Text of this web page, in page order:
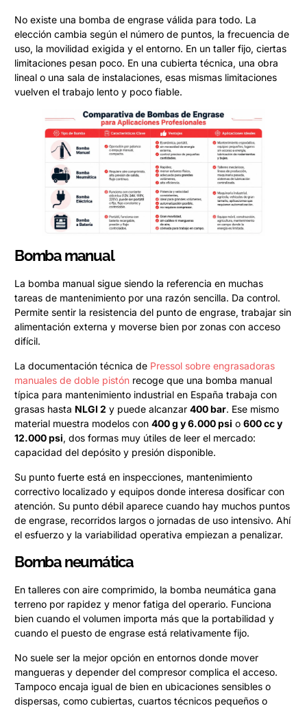
No existe una bomba de engrase válida para todo. La
elección cambia según el número de puntos, la frecuencia de
uso, la movilidad exigida y el entorno. En un taller fijo, ciertas
limitaciones pesan poco. En una cubierta técnica, una obra
lineal o una sala de instalaciones, esas mismas limitaciones
vuelven el trabajo lento y poco fiable.
Bomba manual
La bomba manual sigue siendo la referencia en muchas
tareas de mantenimiento por una razón sencilla. Da control.
Permite sentir la resistencia del punto de engrase, trabajar sin
alimentación externa y moverse bien por zonas con acceso
difícil.
La documentación técnica de Pressol sobre engrasadoras
manuales de doble pistón recoge que una bomba manual
típica para mantenimiento industrial en España trabaja con
grasas hasta NLGI 2 y puede alcanzar 400 bar. Ese mismo
material muestra modelos con 400 g y 6.000 psi o 600 cc y
12.000 psi, dos formas muy útiles de leer el mercado:
capacidad del depósito y presión disponible.
Su punto fuerte está en inspecciones, mantenimiento
correctivo localizado y equipos donde interesa dosificar con
atención. Su punto débil aparece cuando hay muchos puntos
de engrase, recorridos largos o jornadas de uso intensivo. Ahí
el esfuerzo y la variabilidad operativa empiezan a penalizar.
Bomba neumática
En talleres con aire comprimido, la bomba neumática gana
terreno por rapidez y menor fatiga del operario. Funciona
bien cuando el volumen importa más que la portabilidad y
cuando el puesto de engrase está relativamente fijo.
No suele ser la mejor opción en entornos donde mover
mangueras y depender del compresor complica el acceso.
Tampoco encaja igual de bien en ubicaciones sensibles o
dispersas, como cubiertas, cuartos técnicos pequeños o